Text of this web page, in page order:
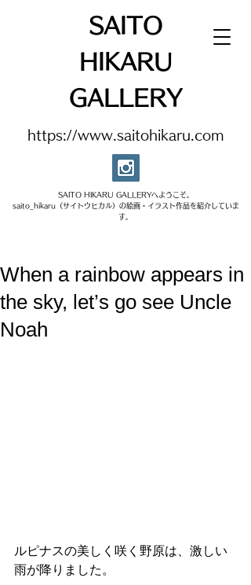
SAITO
HIKARU
GALLERY
SAITO HIKARU GALLERYへようこそ。​
saito_hikaru（サイトウヒカル）の絵画・イラスト作品を紹介していま
す。​
https://www.saitohikaru.com
When a rainbow appears in
the sky, let’s go see Uncle
Noah
ルピナスの美しく咲く野原は、激しい
雨が降りました。